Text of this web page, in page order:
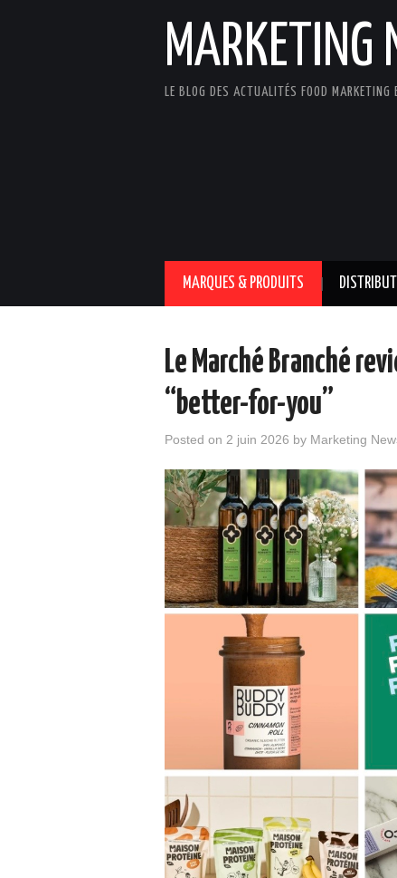
MARKETING
LE BLOG DES ACTUALITÉS FOOD MARKETING
MARQUES & PRODUITS
Le Marché Branché
“better-for-you”
Posted on 2 juin 2026 by Marketing